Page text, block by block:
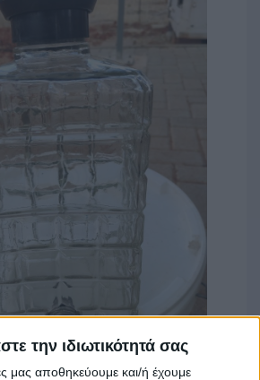
την ιδιωτικότητά σας
μας αποθηκεύουμε και/ή έχουμε